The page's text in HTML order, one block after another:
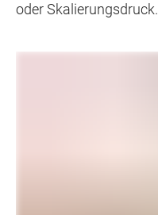
oder Skalierungsdruck.